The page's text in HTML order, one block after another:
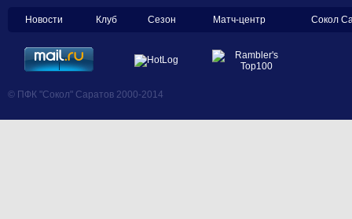
Новости Клуб Сезон Матч-центр Сокол
© ПФК "Сокол" Саратов 2000-2014